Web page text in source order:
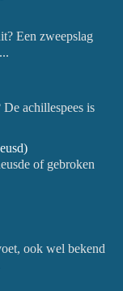
Een zweepslag
achillespees is
of gebroken
ook wel bekend